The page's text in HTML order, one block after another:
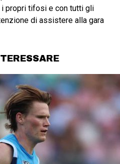
propri tifosi e con tutti gli
di assistere alla gara